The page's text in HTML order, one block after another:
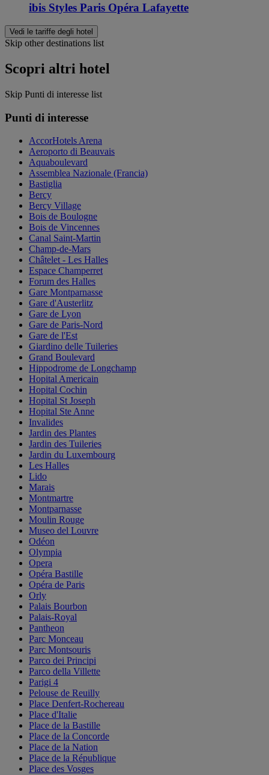
ibis Styles Paris Opéra Lafayette
Vedi le tariffe degli hotel
Skip other destinations list
Scopri altri hotel
Skip Punti di interesse list
Punti di interesse
AccorHotels Arena
Aeroporto di Beauvais
Aquaboulevard
Assemblea Nazionale (Francia)
Bastiglia
Bercy
Bercy Village
Bois de Boulogne
Bois de Vincennes
Canal Saint-Martin
Champ-de-Mars
Châtelet - Les Halles
Espace Champerret
Forum des Halles
Gare Montparnasse
Gare d'Austerlitz
Gare de Lyon
Gare de Paris-Nord
Gare de l'Est
Giardino delle Tuileries
Grand Boulevard
Hippodrome de Longchamp
Hopital Americain
Hopital Cochin
Hopital St Joseph
Hopital Ste Anne
Invalides
Jardin des Plantes
Jardin des Tuileries
Jardin du Luxembourg
Les Halles
Lido
Marais
Montmartre
Montparnasse
Moulin Rouge
Museo del Louvre
Odéon
Olympia
Opera
Opéra Bastille
Opéra de Paris
Orly
Palais Bourbon
Palais-Royal
Pantheon
Parc Monceau
Parc Montsouris
Parco dei Principi
Parco della Villette
Parigi 4
Pelouse de Reuilly
Place Denfert-Rochereau
Place d'Italie
Place de la Bastille
Place de la Concorde
Place de la Nation
Place de la République
Place des Vosges